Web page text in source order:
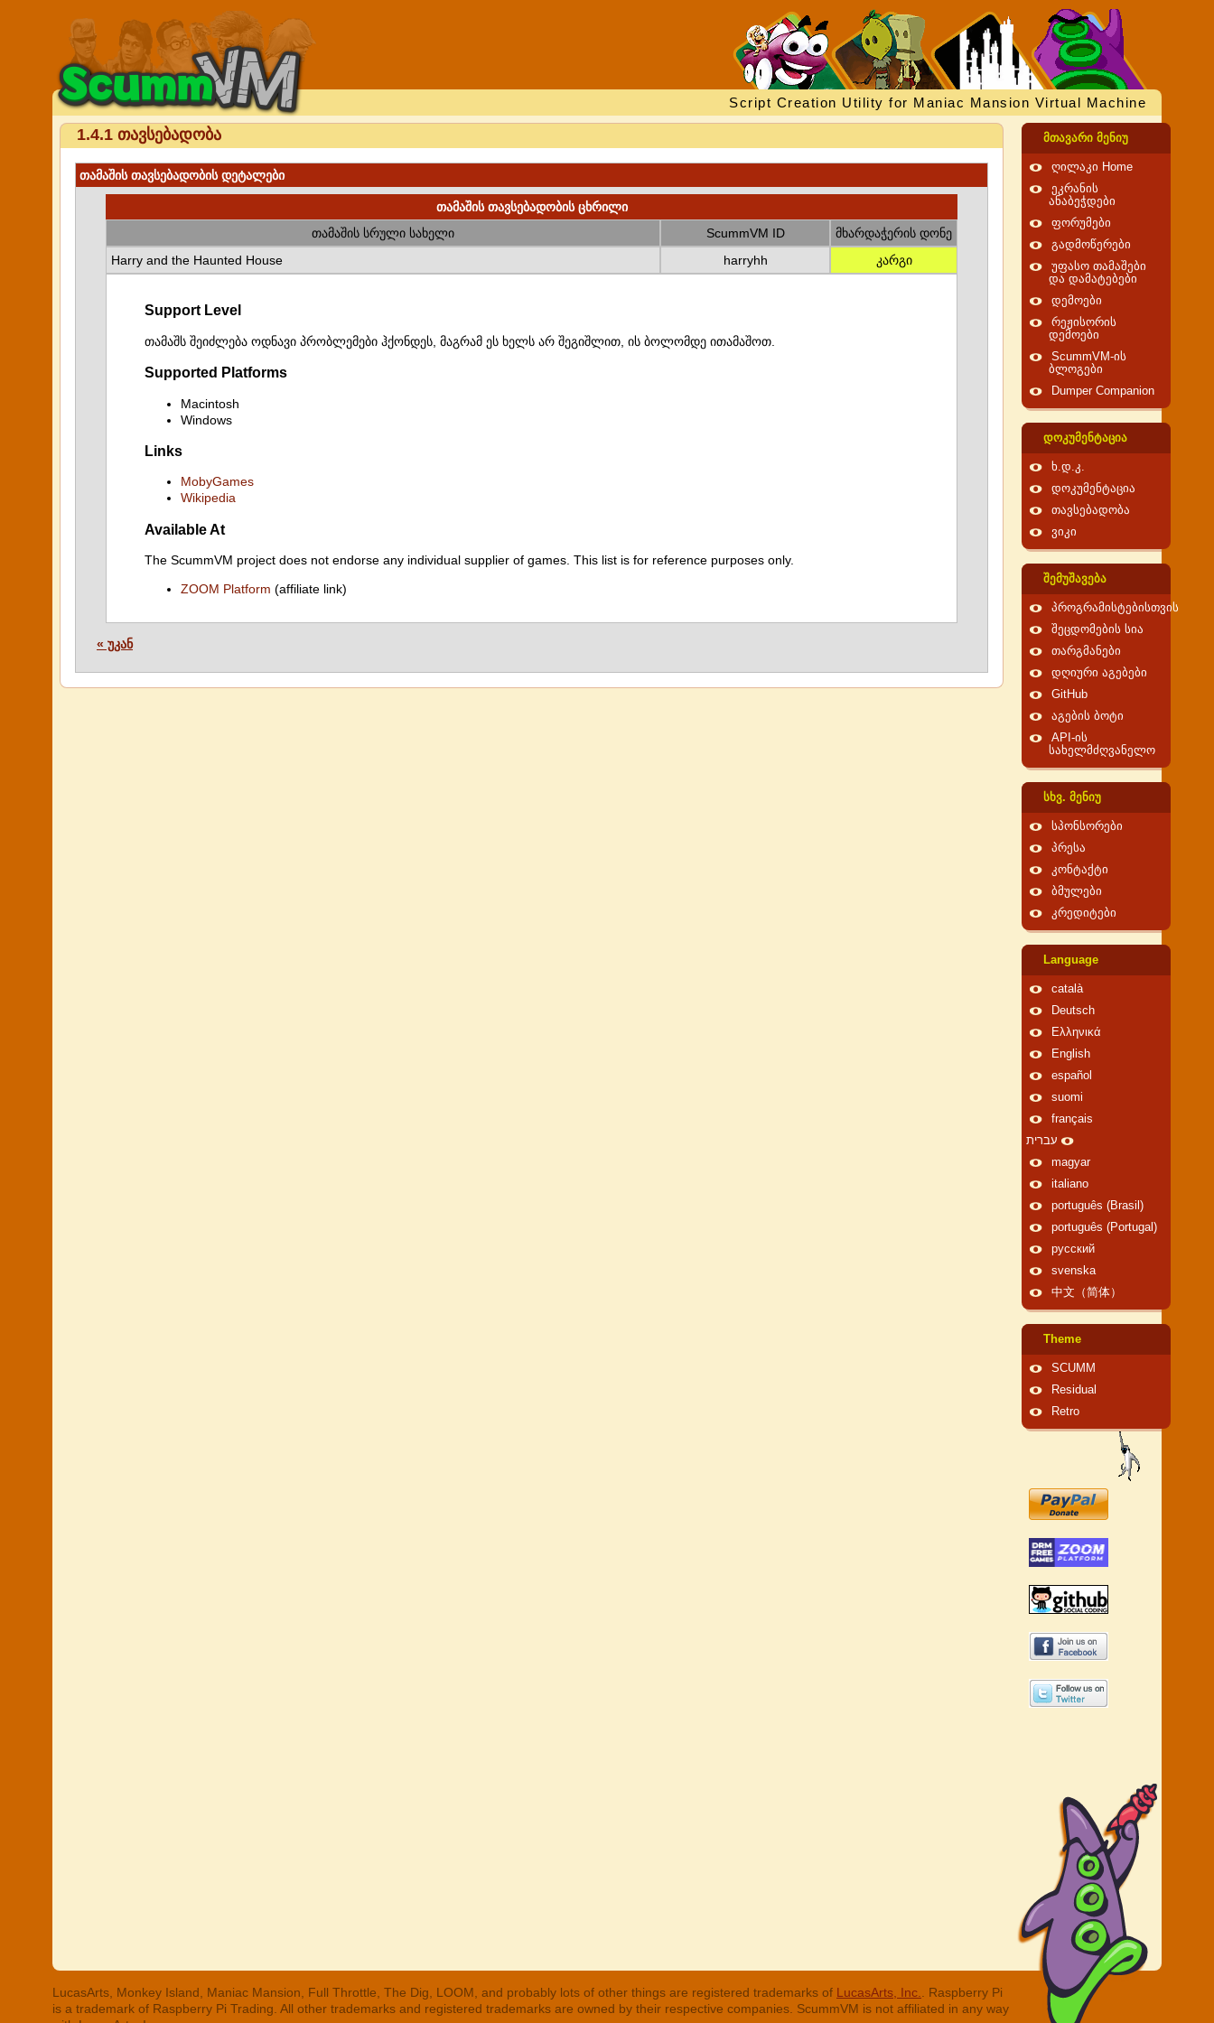
Script Creation Utility for Maniac Mansion Virtual Machine
1.4.1 თავსებადობა
თამაშის თავსებადობის დეტალები
თამაშის თავსებადობის ცხრილი
თამაშის სრული სახელი
ScummVM ID
მხარდაჭერის დონე
Harry and the Haunted House
harryhh კარგი
Support Level
თამაშს შეიძლება ოდნავი პრობლემები ჰქონდეს, მაგრამ ეს ხელს არ შეგიშლით, ის ბოლომდე ითამაშოთ.
Supported Platforms
Macintosh
Windows
Links
MobyGames
Wikipedia
Available At
The ScummVM project does not endorse any individual supplier of games. This list is for reference purposes only.
ZOOM Platform (affiliate link)
« უკან
მთავარი მენიუ
ღილაკი Home
ეკრანის
ანაბეჭდები
ფორუმები
გადმოწერები
უფასო თამაშები
და დამატებები
დემოები
რეჟისორის
დემოები
ScummVM-ის
ბლოგები
Dumper Companion
დოკუმენტაცია
ხ.დ.კ.
დოკუმენტაცია
თავსებადობა
ვიკი
შემუშავება
პროგრამისტებისთვის
შეცდომების სია
თარგმანები
დღიური აგებები
GitHub
აგების ბოტი
API-ის
სახელმძღვანელო
სხვ. მენიუ
სპონსორები
პრესა
კონტაქტი
ბმულები
კრედიტები
Language
català
Deutsch
Ελληνικά
English
español
suomi
français
עברית
magyar
italiano
português (Brasil)
português (Portugal)
русский
svenska
中文（简体）
Theme
SCUMM
Residual
Retro
LucasArts, Monkey Island, Maniac Mansion, Full Throttle, The Dig, LOOM, and probably lots of other things are registered trademarks of LucasArts, Inc.
. Raspberry Pi
is a trademark of Raspberry Pi Trading. All other trademarks and registered trademarks are owned by their respective companies. ScummVM is not affiliated in any way